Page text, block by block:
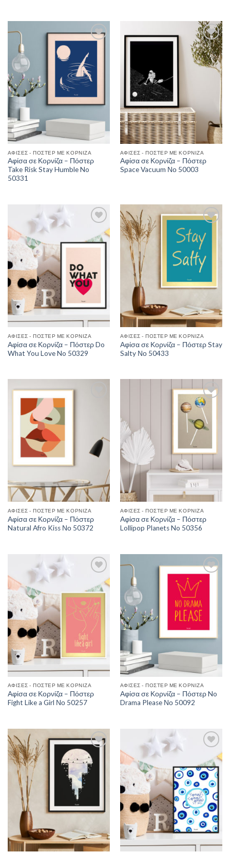
Wishlist
ΑΦΊΣΕΣ - ΠΌΣΤΕΡ ΜΕ ΚΟΡΝΊΖΑ
Αφίσα σε Κορνίζα – Πόστερ
Take Risk Stay Humble No
50331
Add to
Wishlist
ΑΦΊΣΕΣ - ΠΌΣΤΕΡ ΜΕ ΚΟΡΝΊΖΑ
Αφίσα σε Κορνίζα – Πόστερ
Space Vacuum Νο 50003
Wishlist
ΑΦΊΣΕΣ - ΠΌΣΤΕΡ ΜΕ ΚΟΡΝΊΖΑ
Αφίσα σε Κορνίζα – Πόστερ Do
What You Love No 50329
Wishlist
ΑΦΊΣΕΣ - ΠΌΣΤΕΡ ΜΕ ΚΟΡΝΊΖΑ
Αφίσα σε Κορνίζα – Πόστερ Stay
Salty Νο 50433
ΑΦΊΣΕΣ - ΠΌΣΤΕΡ ΜΕ ΚΟΡΝΊΖΑ
Αφίσα σε Κορνίζα – Πόστερ
Natural Afro Kiss Νο 50372
Add to
Wishlist
ΑΦΊΣΕΣ - ΠΌΣΤΕΡ ΜΕ ΚΟΡΝΊΖΑ
Αφίσα σε Κορνίζα – Πόστερ
Lollipop Planets No 50356
Wishlist
ΑΦΊΣΕΣ - ΠΌΣΤΕΡ ΜΕ ΚΟΡΝΊΖΑ
Αφίσα σε Κορνίζα – Πόστερ
Fight Like a Girl Νο 50257
Add to
Wishlist
ΑΦΊΣΕΣ - ΠΌΣΤΕΡ ΜΕ ΚΟΡΝΊΖΑ
Αφίσα σε Κορνίζα – Πόστερ No
Drama Please Νο 50092
Add to
Wishlist
Wishlist